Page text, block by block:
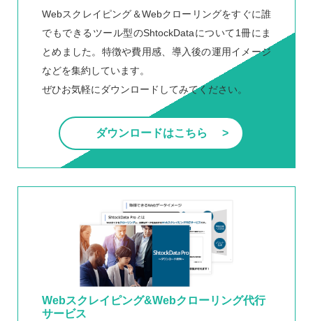
Webスクレイピング＆Webクローリングをすぐに誰
でもできるツール型のShtockDataについて1冊にま
とめました。特徴や費用感、導入後の運用イメージ
などを集約しています。
ぜひお気軽にダウンロードしてみてください。
ダウンロードはこちら
Webスクレイピング&Webクローリング代行
サービス